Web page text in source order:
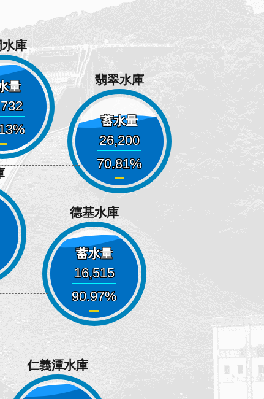
庫
量 翡翠水庫
蓄水量
26,200
70.81
德基水庫
蓄水量
16,515
90.97
仁義潭水庫